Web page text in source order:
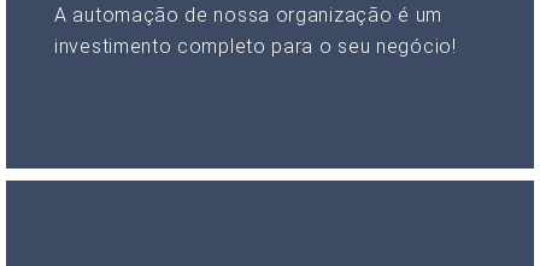
A automação de nossa organização é um
investimento completo para o seu negócio!